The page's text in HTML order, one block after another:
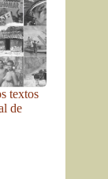
textos
de